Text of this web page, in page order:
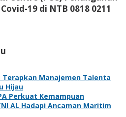
19 di NTB 0818 0211
Terapkan Manajemen Talenta
Hijau
Perkuat Kemampuan
AL Hadapi Ancaman Maritim